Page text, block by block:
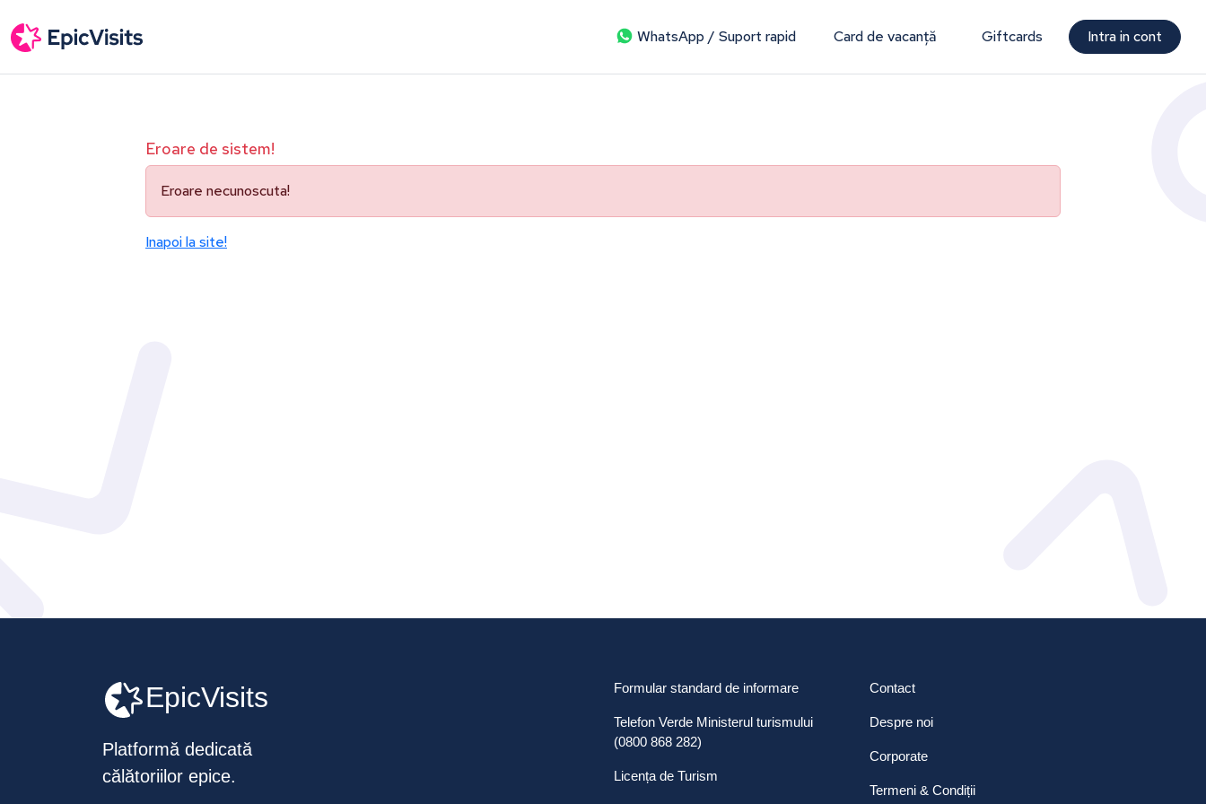
WhatsApp / Suport rapid Card de vacanță Giftcards Intra in cont
Eroare de sistem!
Eroare necunoscuta!
Inapoi la site!
EpicVisits
Platformă dedicată
călătoriilor epice.
Formular standard de informare
Telefon Verde Ministerul turismului
(0800 868 282)
Licența de Turism
Contact
Despre noi
Corporate
Termeni & Condiții